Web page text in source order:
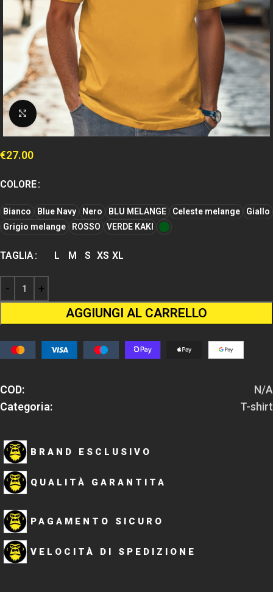
Clicca per espandere
€27.00
COLORE
Bianco Blue Navy Nero BLU MELANGE Celeste melange
Giallo
Grigio melange
ROSSO VERDE KAKI
TAGLIA L M S XS XL
AGGIUNGI AL CARRELLO
COD:
N/A
Categoria:
T-shirt
BRAND ESCLUSIVO
QUALITÀ GARANTITA
PAGAMENTO SICURO
VELOCITÀ DI SPEDIZIONE